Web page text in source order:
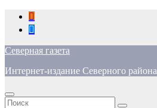
Перейти
содержимому
Северная газета
Интернет-издание Северного района